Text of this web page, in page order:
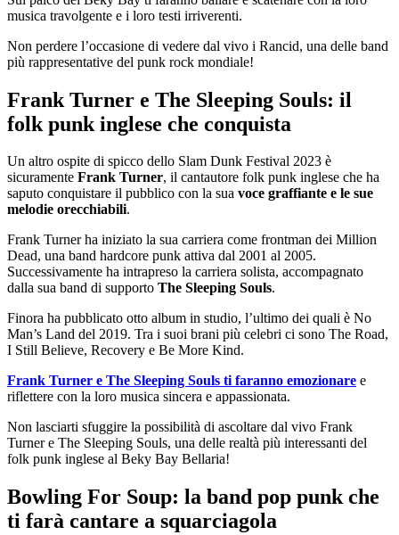
musica travolgente e i loro testi irriverenti.
Non perdere l’occasione di vedere dal vivo i Rancid, una delle band
più rappresentative del punk rock mondiale!
Frank Turner e The Sleeping Souls: il
folk punk inglese che conquista
Un altro ospite di spicco dello Slam Dunk Festival 2023 è
sicuramente Frank Turner, il cantautore folk punk inglese che ha
saputo conquistare il pubblico con la sua voce graffiante e le sue
melodie orecchiabili.
Frank Turner ha iniziato la sua carriera come frontman dei Million
Dead, una band hardcore punk attiva dal 2001 al 2005.
Successivamente ha intrapreso la carriera solista, accompagnato
dalla sua band di supporto The Sleeping Souls.
Finora ha pubblicato otto album in studio, l’ultimo dei quali è No
Man’s Land del 2019. Tra i suoi brani più celebri ci sono The Road,
I Still Believe, Recovery e Be More Kind.
Frank Turner e The Sleeping Souls ti faranno emozionare e
riflettere con la loro musica sincera e appassionata.
Non lasciarti sfuggire la possibilità di ascoltare dal vivo Frank
Turner e The Sleeping Souls, una delle realtà più interessanti del
folk punk inglese al Beky Bay Bellaria!
Bowling For Soup: la band pop punk che
ti farà cantare a squarciagola